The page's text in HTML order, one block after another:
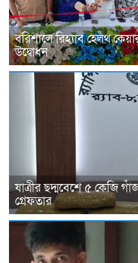
বরিশালে রিহ্যাব হেলথ
উদ্বোধন
যাত্রীর ছদ্মবেশে ৫ কেজি
গ্রেফতার